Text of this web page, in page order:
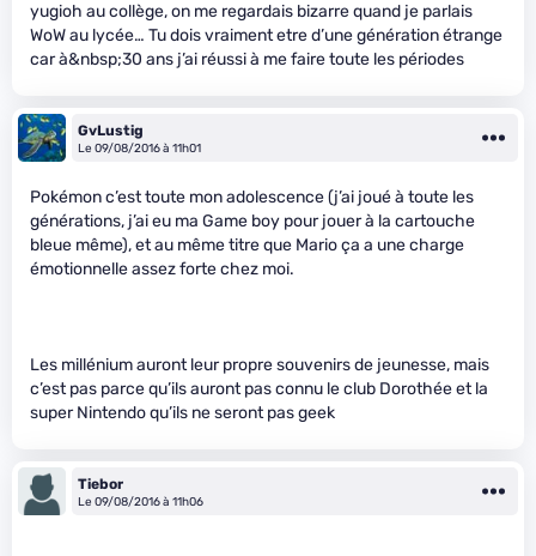
yugioh au collège, on me regardais bizarre quand je parlais
WoW au lycée… Tu dois vraiment etre d’une génération étrange
car à&nbsp;30 ans j’ai réussi à me faire toute les périodes
GvLustig
Le 09/08/2016 à 11h01
Pokémon c’est toute mon adolescence (j’ai joué à toute les
générations, j’ai eu ma Game boy pour jouer à la cartouche
bleue même), et au même titre que Mario ça a une charge
émotionnelle assez forte chez moi.
Les millénium auront leur propre souvenirs de jeunesse, mais
c’est pas parce qu’ils auront pas connu le club Dorothée et la
super Nintendo qu’ils ne seront pas geek
Tiebor
Le 09/08/2016 à 11h06